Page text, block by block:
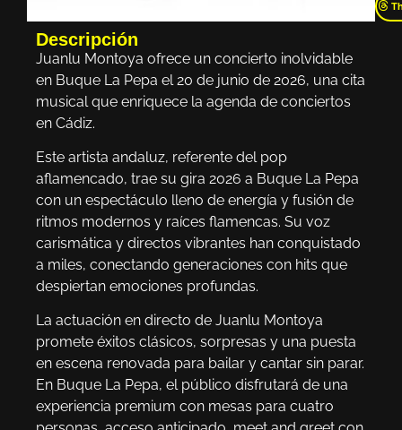
Descripción
Juanlu Montoya ofrece un concierto inolvidable
en Buque La Pepa el 20 de junio de 2026, una cita
musical que enriquece la agenda de conciertos
en Cádiz.
Este artista andaluz, referente del pop
aflamencado, trae su gira 2026 a Buque La Pepa
con un espectáculo lleno de energía y fusión de
ritmos modernos y raíces flamencas. Su voz
carismática y directos vibrantes han conquistado
a miles, conectando generaciones con hits que
despiertan emociones profundas.
La actuación en directo de Juanlu Montoya
promete éxitos clásicos, sorpresas y una puesta
en escena renovada para bailar y cantar sin parar.
En Buque La Pepa, el público disfrutará de una
experiencia premium con mesas para cuatro